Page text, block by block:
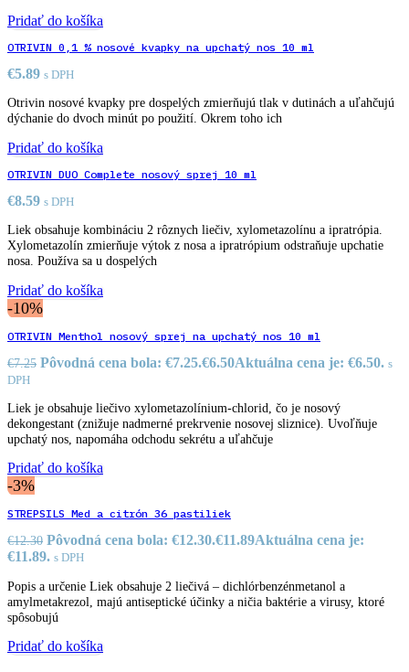
Pridať do košíka
OTRIVIN 0,1 % nosové kvapky na upchatý nos 10 ml
€5.89 s DPH
Otrivin nosové kvapky pre dospelých zmierňujú tlak v dutinách a uľahčujú
dýchanie do dvoch minút po použití. Okrem toho ich
Pridať do košíka
OTRIVIN DUO Complete nosový sprej 10 ml
€8.59 s DPH
Liek obsahuje kombináciu 2 rôznych liečiv, xylometazolínu a ipratrópia.
Xylometazolín zmierňuje výtok z nosa a ipratrópium odstraňuje upchatie
nosa. Používa sa u dospelých
Pridať do košíka
-10%
OTRIVIN Menthol nosový sprej na upchatý nos 10 ml
€7.25 Pôvodná cena bola: €7.25.€6.50Aktuálna cena je: €6.50. s
DPH
Liek je obsahuje liečivo xylometazolínium-chlorid, čo je nosový
dekongestant (znižuje nadmerné prekrvenie nosovej sliznice). Uvoľňuje
upchatý nos, napomáha odchodu sekrétu a uľahčuje
Pridať do košíka
-3%
STREPSILS Med a citrón 36 pastiliek
€12.30 Pôvodná cena bola: €12.30.€11.89Aktuálna cena je:
€11.89. s DPH
Popis a určenie Liek obsahuje 2 liečivá – dichlórbenzénmetanol a
amylmetakrezol, majú antiseptické účinky a ničia baktérie a virusy, ktoré
spôsobujú
Pridať do košíka